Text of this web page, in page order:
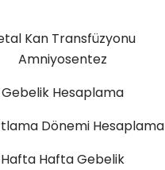
Kan Transfüzyonu
Amniyosentez
Gebelik Hesaplama
Dönemi Hesaplama
Hafta Hafta Gebelik